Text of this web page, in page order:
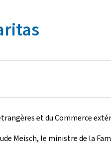
et du Commerce
Meisch, le ministre de la